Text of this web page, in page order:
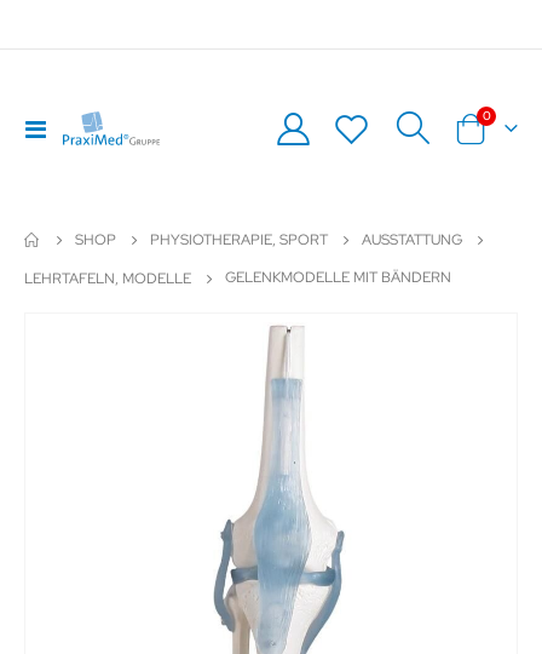
Navigation
umschalten
Warenkorb
0Artikel
SHOP PHYSIOTHERAPIE, SPORT
AUSSTATTUNG
LEHRTAFELN, MODELLE
GELENKMODELLE MIT BÄNDERN